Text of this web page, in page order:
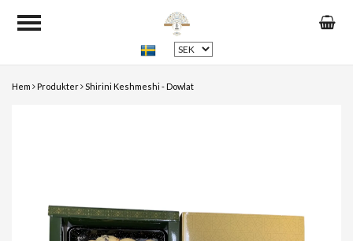
Hem Produkter Shirini Keshmeshi - Dowlat